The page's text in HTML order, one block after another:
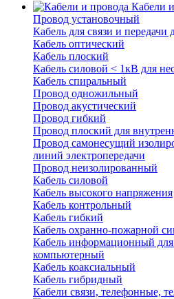
Кабели
Провод установочный
Кабель для связи и передачи
Кабель оптический
Кабель плоский
Кабель силовой < 1кВ для
Кабель спиральный
Провод одножильный
Провод акустический
Провод гибкий
Провод плоский для
Провод самонесущий
линий электропередачи
Провод неизолированный
Кабель силовой
Кабель высокого напряжения
Кабель контрольный
Кабель гибкий
Кабель охранно-пожарной
Кабель информационный
компьютерный
Кабель коаксиальный
Кабель гибридный
Кабели связи, телефонные,